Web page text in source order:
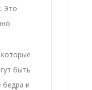
Это
быть
бедра и